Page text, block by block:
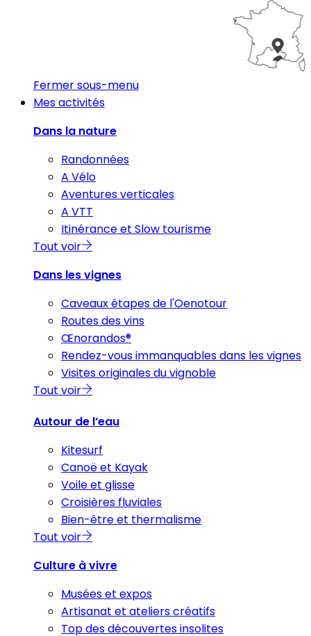
Fermer sous-menu
Mes activités
Dans la nature
Randonnées
A Vélo
Aventures verticales
A VTT
Itinérance et Slow tourisme
Tout voir
Dans les vignes
Caveaux étapes de l'Oenotour
Routes des vins
Œnorandos®
Rendez-vous immanquables dans les vignes
Visites originales du vignoble
Tout voir
Autour de l’eau
Kitesurf
Canoë et Kayak
Voile et glisse
Croisières fluviales
Bien-être et thermalisme
Tout voir
Culture à vivre
Musées et expos
Artisanat et ateliers créatifs
Top des découvertes insolites